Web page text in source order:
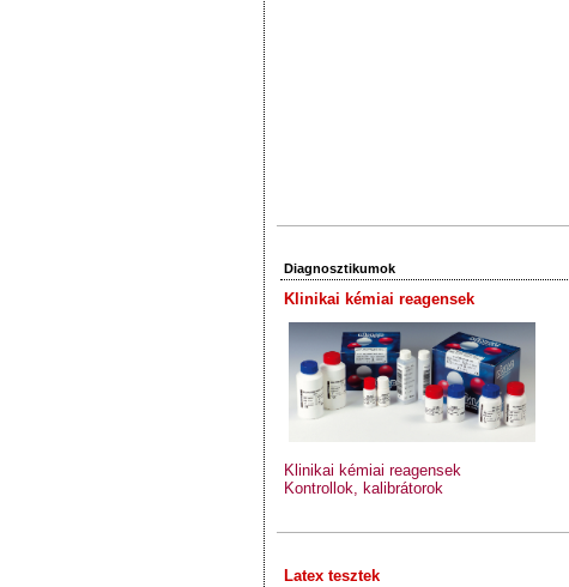
Diagnosztikumok
Klinikai kémiai reagensek
Klinikai kémiai reagensek
Kontrollok, kalibrátorok
Latex tesztek